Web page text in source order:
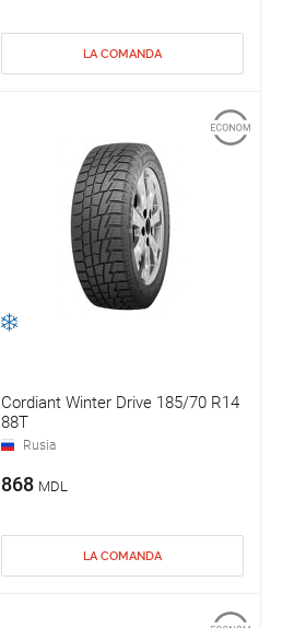
LA COMANDA
Cordiant Winter Drive 185/70 R14
88T
Rusia
868 MDL
LA COMANDA